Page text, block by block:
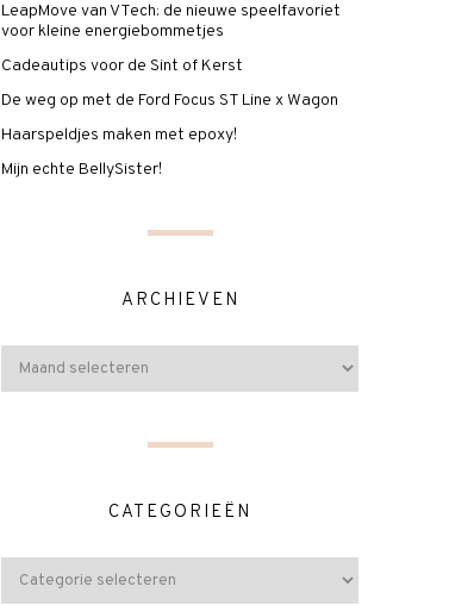
LeapMove van VTech: de nieuwe speelfavoriet
voor kleine energiebommetjes
Cadeautips voor de Sint of Kerst
De weg op met de Ford Focus ST Line x Wagon
Haarspeldjes maken met epoxy!
Mijn echte BellySister!
ARCHIEVEN
CATEGORIEËN